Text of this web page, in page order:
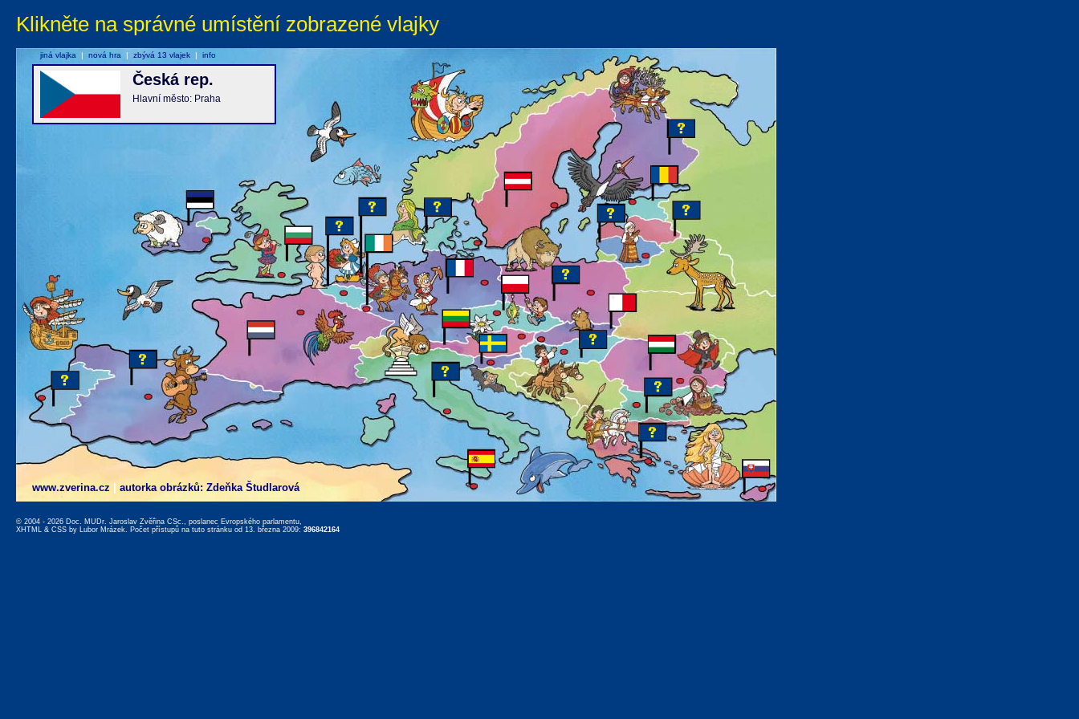
Klikněte na správné umístění zobrazené vlajky
www.zverina.cz autorka obrázků: Zdeňka Študlarová
Česká rep.
Hlavní město: Praha
jiná vlajka | nová hra | zbývá 13 vlajek | info
© 2004 - 2026 Doc. MUDr. Jaroslav Zvěřina CSc., poslanec Evropského parlamentu,
XHTML & CSS by Lubor Mrázek. Počet přístupů na tuto stránku od 13. března 2009: 396842164